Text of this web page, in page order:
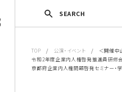
SEARCH
TOP / 公演・イベント
/ ＜開催中
令和2年度企業内人権啓発推進員研修会
京都府企業内人権問題啓発セミナー・